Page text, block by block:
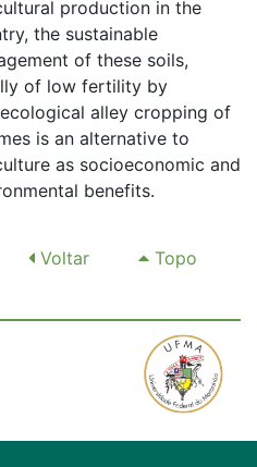
production in the
the sustainable
of these soils,
of low fertility by
alley cropping of
is an alternative to
as socioeconomic and
benefits.
Voltar
Topo